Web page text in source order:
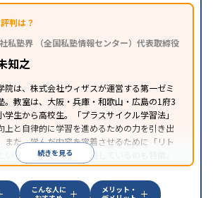
貫校生に対応
学習にPC・タブレットを利用
ら受講可能 季節講習のみの受講可自習室あ
判は？
私塾界 （全国私塾情報センター）代表取締役
知之
院は、株式会社ウィザスが運営する第一ゼミ
。教室は、大阪・兵庫・和歌山・広島の1府3
学生から高校生。「プラスサイクル学習法」
上と自律的に学習を進めるための力を引き出
また、学んだ内容を定着させるために「リト
いう独自のツールを活用しているのも特徴。
続きを見る
こんな人に
メリット・